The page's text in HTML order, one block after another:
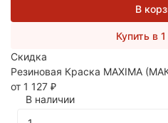
В
Купить в
Скидка
Резиновая Краска MAXIMA
от 1 127 ₽
В наличии